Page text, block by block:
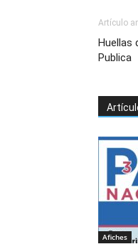
Artículo
Huellas
Publica
Afiches